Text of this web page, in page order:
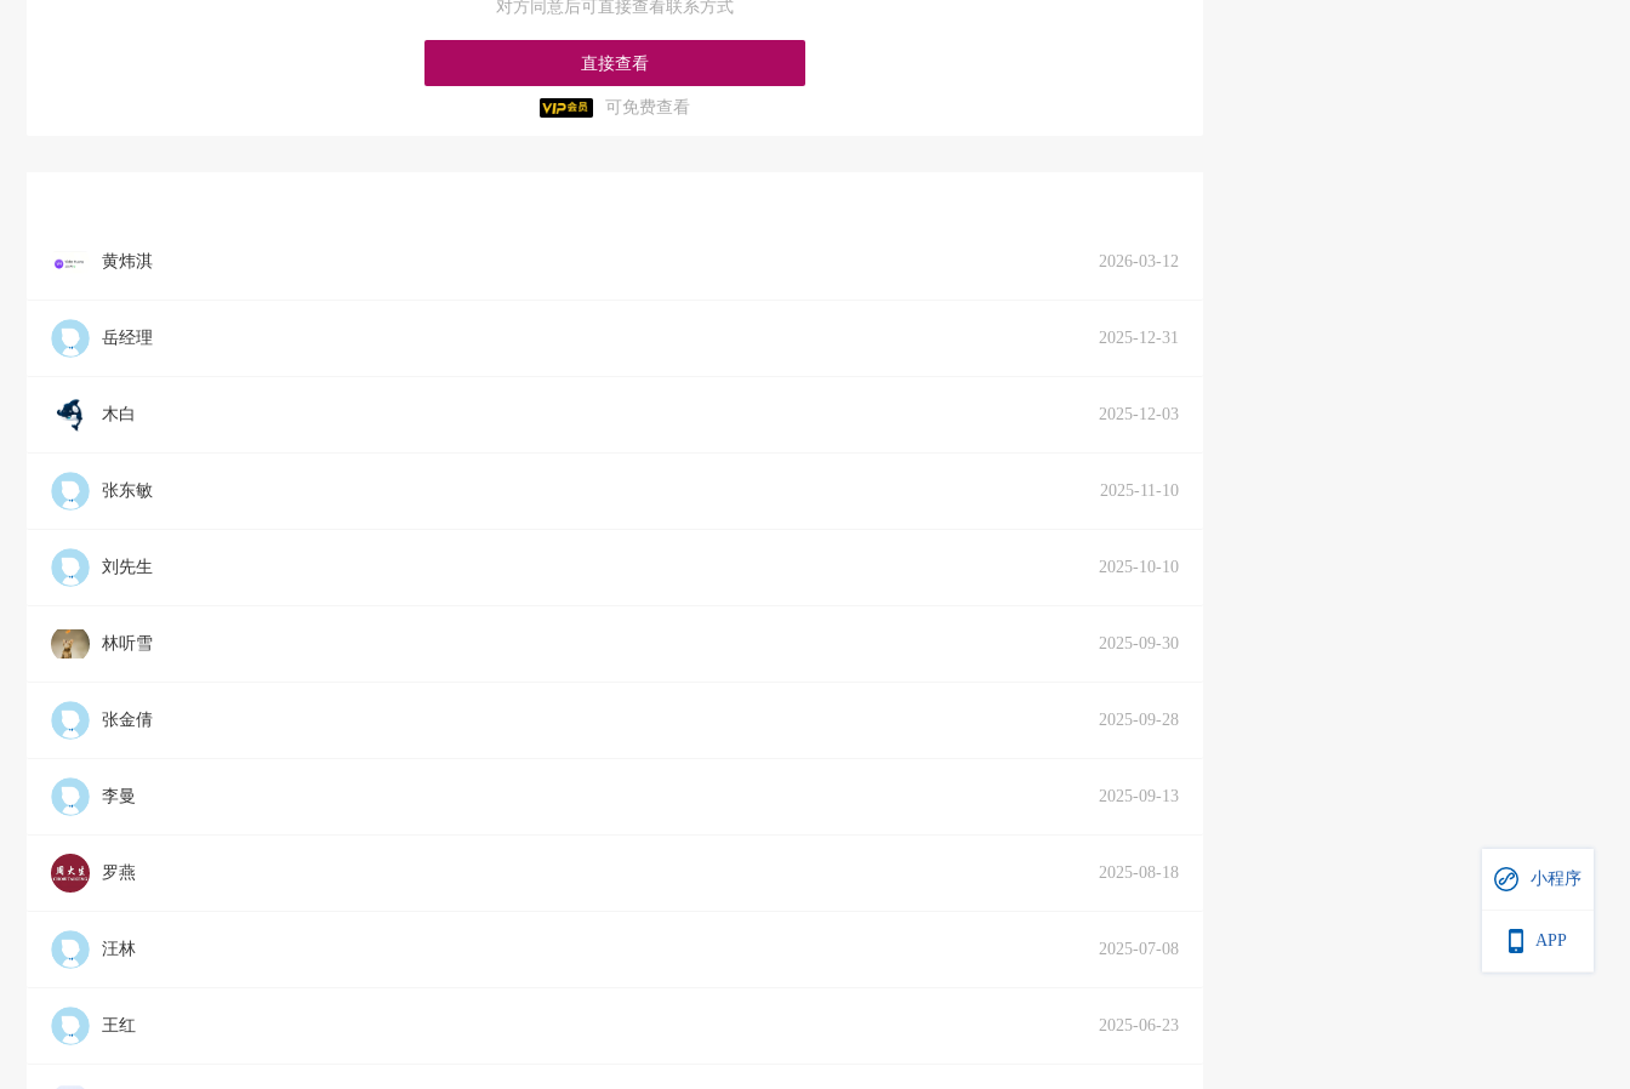
小程序
APP
对方同意后可直接查看联系方式
直接查看
可免费查看
黄炜淇 2026-03-12
岳经理 2025-12-31
木白 2025-12-03
张东敏 2025-11-10
刘先生 2025-10-10
林听雪 2025-09-30
张金倩 2025-09-28
李曼 2025-09-13
罗燕 2025-08-18
汪林 2025-07-08
王红 2025-06-23